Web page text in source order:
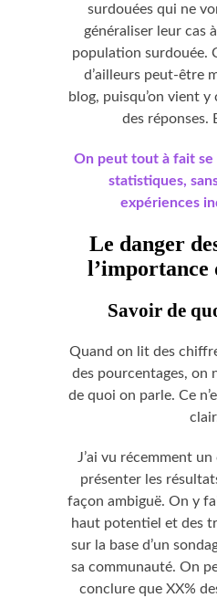
surdouées qui ne
généraliser leur cas
population surdouée.
d’ailleurs peut-être
blog, puisqu’on vient
des réponses.
On peut tout à fait se
statistiques,
expériences
Le danger
l’importance
Savoir de
Quand on lit des
des pourcentages, on
de quoi on parle. Ce
J’ai vu récemment
présenter les
façon ambiguë. On y
haut potentiel et des
sur la base d’un
sa communauté. On
conclure que XX%